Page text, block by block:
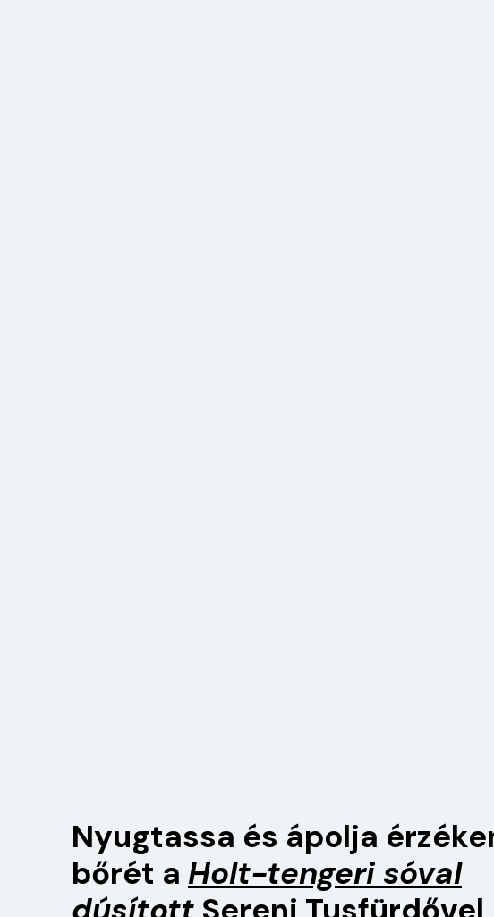
Nyugtassa és ápolja
bőrét a Holt-tengeri sóval